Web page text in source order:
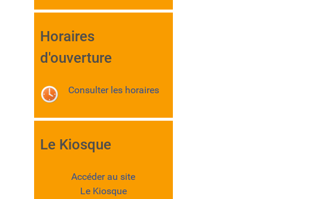
Horaires
d'ouverture
Consulter les horaires
Le Kiosque
Accéder au site
Le Kiosque